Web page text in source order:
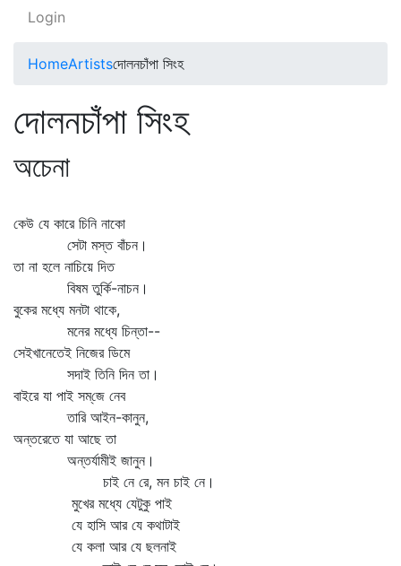
Login
HomeArtistsদোলনচাঁপা সিংহ
দোলনচাঁপা সিংহ
অচেনা
কেউ যে কারে চিনি নাকো
সেটা মস্ত বাঁচন।
তা না হলে নাচিয়ে দিত
বিষম তুর্কি-নাচন।
বুকের মধ্যে মনটা থাকে,
মনের মধ্যে চিন্তা--
সেইখানেতেই নিজের ডিমে
সদাই তিনি দিন তা।
বাইরে যা পাই সম্‌জে নেব
তারি আইন-কানুন,
অন্তরেতে যা আছে তা
অন্তর্যামীই জানুন।
চাই নে রে, মন চাই নে।
মুখের মধ্যে যেটুকু পাই
যে হাসি আর যে কথাটাই
যে কলা আর যে ছলনাই